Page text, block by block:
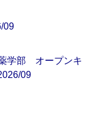
09
学部 オープンキ
09